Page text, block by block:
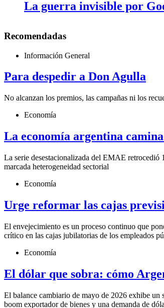
La guerra invisible por
Recomendadas
Información General
Para despedir a Don Agulla
No alcanzan los premios, las campañas ni los
Economía
La economía argentina
La serie desestacionalizada del EMAE
marcada heterogeneidad sectorial
Economía
Urge reformar las cajas
El envejecimiento es un proceso continuo que
crítico en las cajas jubilatorias de los empleados
Economía
El dólar que sobra: cómo
El balance cambiario de mayo de 2026 exhibe
boom exportador de bienes y una demanda de